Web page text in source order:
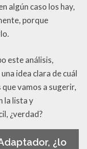
algún caso los hay,
porque
este análisis,
idea clara de cuál
vamos a sugerir,
la lista y
¿verdad?
¿lo